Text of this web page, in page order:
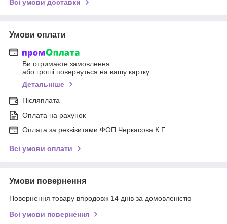
Всі умови доставки
Умови оплати
Ви отримаєте замовлення
або гроші повернуться на вашу картку
Детальніше
Післяплата
Оплата на рахунок
Оплата за реквізитами ФОП Черкасова К.Г.
Всі умови оплати
Умови повернення
Повернення товару впродовж 14 днів за домовленістю
Всі умови повернення